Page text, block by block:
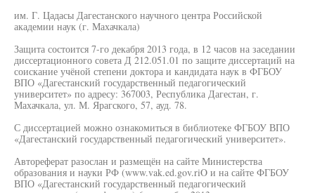
им. Г. Цадасы Дагестанского научного центра Российской
академии наук (г. Махачкала)
Защита состоится 7-го декабря 2013 года, в 12 часов на заседании
диссертационного совета Д 212.051.01 по защите диссертаций на
соискание учёной степени доктора и кандидата наук в ФГБОУ
ВПО «Дагестанский государственный педагогический
университет» по адресу: 367003, Республика Дагестан, г.
Махачкала, ул. М. Ярагского, 57, ауд. 78.
С диссертацией можно ознакомиться в библиотеке ФГБОУ ВПО
«Дагестанский государственный педагогический университет».
Автореферат разослан и размещён на сайте Министерства
образования и науки РФ (www.vak.ed.gov.riO и на сайте ФГБОУ
ВПО «Дагестанский государственный педагогический